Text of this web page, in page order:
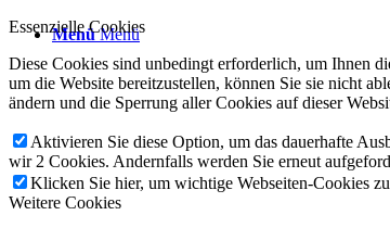
Menü Menü
Essenzielle Cookies
Diese Cookies sind unbedingt erforderlich, um Ihnen
um die Website bereitzustellen, können Sie sie nicht
ändern und die Sperrung aller Cookies auf dieser
Aktivieren Sie diese Option, um das dauerhafte
wir 2 Cookies. Andernfalls werden Sie erneut
Klicken Sie hier, um wichtige Webseiten-Cookies
Weitere Cookies